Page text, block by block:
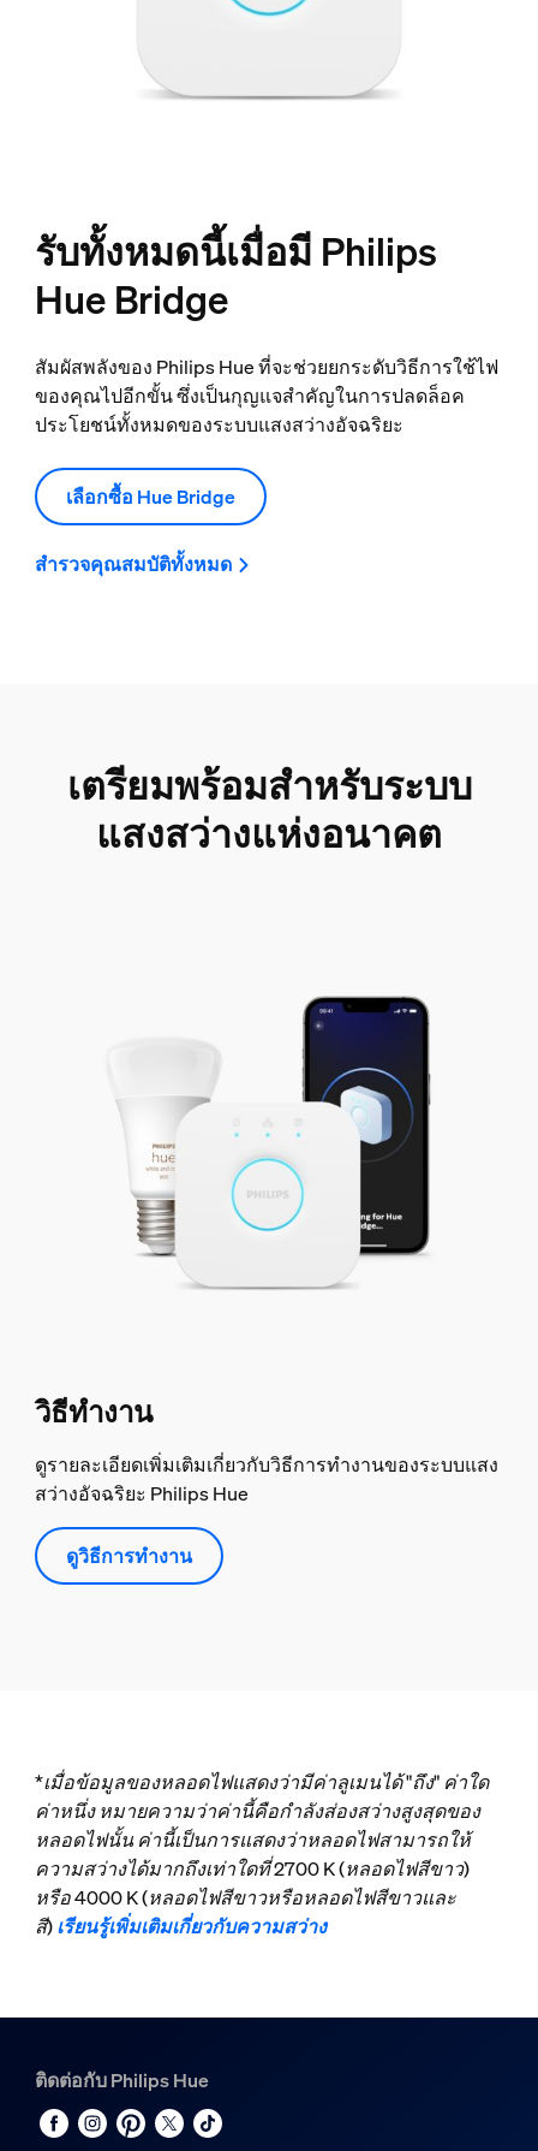
รับทั้งหมดนี้เมื่อมี Philips
Hue Bridge
สัมผัสพลังของ Philips Hue ที่จะช่วยยกระดับวิธีการใช้ไฟ
ของคุณไปอีกขั้น ซึ่งเป็นกุญแจสำคัญในการปลดล็อค
ประโยชน์ทั้งหมดของระบบแสงสว่างอัจฉริยะ
เลือกซื้อ Hue Bridge
สำรวจคุณสมบัติทั้งหมด
เตรียมพร้อมสำหรับระบบ
แสงสว่างแห่งอนาคต
วิธีทำงาน
ดูรายละเอียดเพิ่มเติมเกี่ยวกับวิธีการทำงานของระบบแสง
สว่างอัจฉริยะ Philips Hue
ดูวิธีการทำงาน
*เมื่อข้อมูลของหลอดไฟแสดงว่ามีค่าลูเมนได้ "ถึง" ค่าใด
ค่าหนึ่ง หมายความว่าค่านี้คือกำลังส่องสว่างสูงสุดของ
หลอดไฟนั้น ค่านี้เป็นการแสดงว่าหลอดไฟสามารถให้
ความสว่างได้มากถึงเท่าใดที่ 2700 K (หลอดไฟสีขาว)
หรือ 4000 K (หลอดไฟสีขาวหรือหลอดไฟสีขาวและ
สี)เรียนรู้เพิ่มเติมเกี่ยวกับความสว่าง
ติดต่อกับ Philips Hue